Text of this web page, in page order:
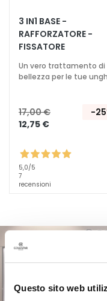
Questo sito web
T
r
a
t
t
e
s
p
i
f
i
3 IN1 BASE -
RAFFORZATORE -
FISSATORE
Un vero trattamento di
bellezza per le tue
12,75 €
17,00 € -
5,0/5
7
recensioni